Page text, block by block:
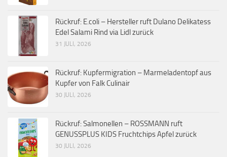
Rückruf: E.coli – Hersteller ruft Dulano Delikatess
Edel Salami Rind via Lidl zurück
31 JULI, 2026
Rückruf: Kupfermigration – Marmeladentopf aus
Kupfer von Falk Culinair
30 JULI, 2026
Rückruf: Salmonellen – ROSSMANN ruft
GENUSSPLUS KIDS Fruchtchips Apfel zurück
30 JULI, 2026